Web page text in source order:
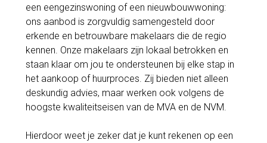
een eengezinswoning of een nieuwbouwwoning:
ons aanbod is zorgvuldig samengesteld door
erkende en betrouwbare makelaars die de regio
kennen. Onze makelaars zijn lokaal betrokken en
staan klaar om jou te ondersteunen bij elke stap in
het aankoop of huurproces. Zij bieden niet alleen
deskundig advies, maar werken ook volgens de
hoogste kwaliteitseisen van de MVA en de NVM.
Hierdoor weet je zeker dat je kunt rekenen op een